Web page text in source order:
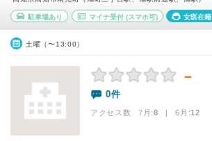
駐車場あり マイナ受付(スマホ可) 女医在籍
土曜（〜13:00）
－
0件
アクセス数 7月:8 | 6月:12